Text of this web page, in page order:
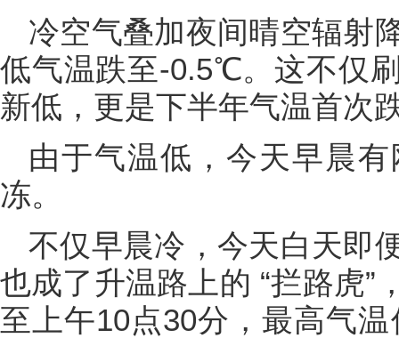
冷空气叠加夜间晴空辐射
低气温跌至-0.5℃。这不仅
新低，更是下半年气温首次
由于气温低，今天早晨
冻。
不仅早晨冷，今天白天即
也成了升温路上的 “拦路虎”
至上午10点30分，最高气